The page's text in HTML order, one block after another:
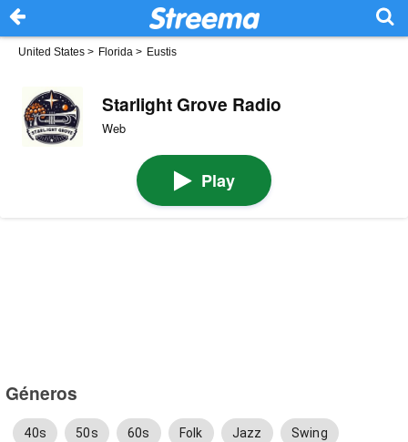
United States > Florida > Eustis
Starlight Grove Radio
Web
Play
Géneros
40s 50s 60s Folk Jazz Swing